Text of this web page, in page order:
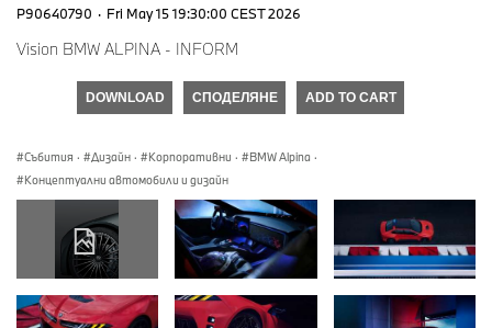
P90640790 · Fri May 15 19:30:00 CEST 2026
Vision BMW ALPINA - INFORM
DOWNLOAD СПОДЕЛЯНЕ ADD TO CART
Събития · Дизайн · Корпоративни · BMW Alpina ·
Концептуални автомобили и дизайн